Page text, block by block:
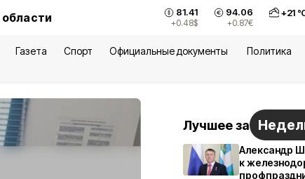
81.41
+0.48$
94.06
+0.87€
+21
Газета Спорт Официальные документы Политика
Лучшее за
Александр
к